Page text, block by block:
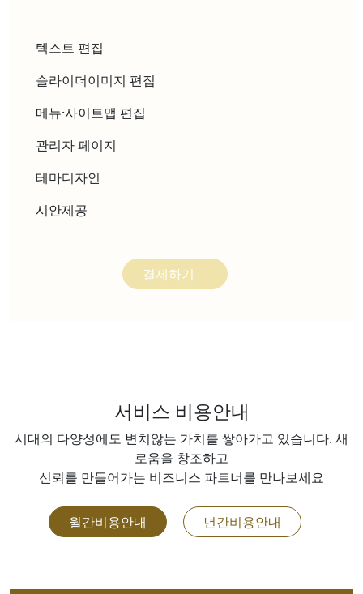
텍스트 편집
슬라이더이미지 편집
메뉴·사이트맵 편집
관리자 페이지
테마디자인
시안제공
결제하기
서비스 비용안내
시대의 다양성에도 변치않는 가치를 쌓아가고 있습니다. 새
로움을 창조하고
신뢰를 만들어가는 비즈니스 파트너를 만나보세요
월간비용안내 년간비용안내